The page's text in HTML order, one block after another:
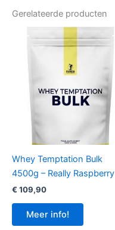
Gerelateerde producten
Whey Temptation Bulk
4500g – Really Raspberry
€ 109,90
Meer info!